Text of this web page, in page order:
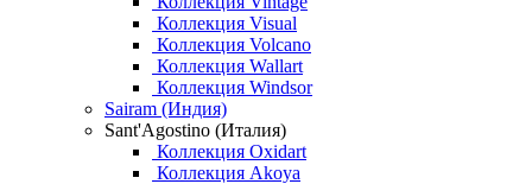
Коллекция Visual
Коллекция Volcano
Коллекция Wallart
Коллекция Windsor
Sairam (Индия)
Sant'Agostino (Италия)
Коллекция Oxidart
Коллекция Akoya